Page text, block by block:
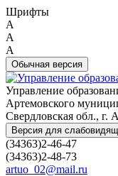
Шрифты
A
A
A
Обычная версия
Управление
Артемовского
Свердловская обл., г.
Версия для
(34363)2-46-47
(34363)2-48-73
artuo_02@mail.ru